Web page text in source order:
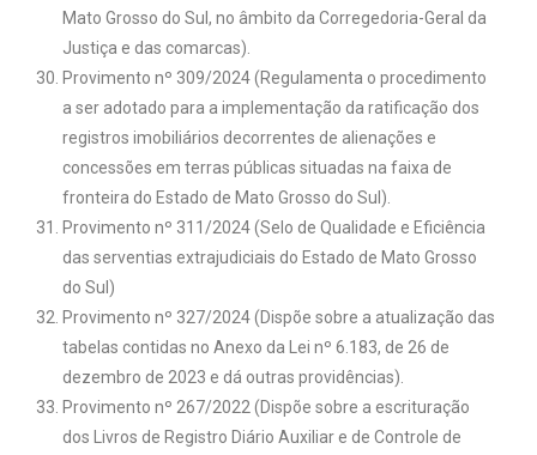
Mato Grosso do Sul, no âmbito da Corregedoria-Geral da
Justiça e das comarcas).
Provimento nº 309/2024 (Regulamenta o procedimento
a ser adotado para a implementação da ratificação dos
registros imobiliários decorrentes de alienações e
concessões em terras públicas situadas na faixa de
fronteira do Estado de Mato Grosso do Sul).
Provimento nº 311/2024 (Selo de Qualidade e Eficiência
das serventias extrajudiciais do Estado de Mato Grosso
do Sul)
Provimento nº 327/2024 (Dispõe sobre a atualização das
tabelas contidas no Anexo da Lei nº 6.183, de 26 de
dezembro de 2023 e dá outras providências).
Provimento nº 267/2022 (Dispõe sobre a escrituração
dos Livros de Registro Diário Auxiliar e de Controle de